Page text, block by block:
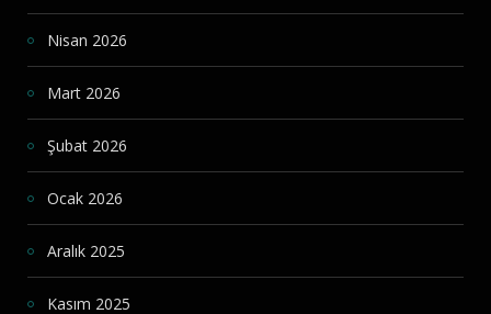
Nisan 2026
Mart 2026
Şubat 2026
Ocak 2026
Aralık 2025
Kasım 2025